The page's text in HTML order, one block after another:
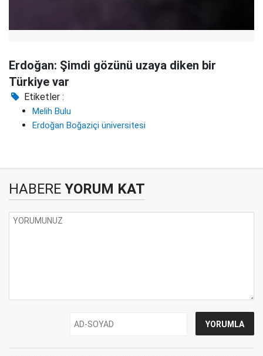
Erdoğan: Şimdi gözünü uzaya diken bir
Türkiye var
Etiketler :
Melih Bulu
Erdoğan Boğaziçi üniversitesi
HABERE YORUM KAT